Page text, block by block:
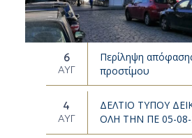
6
ΑΥΓ
Περίληψη
προστίμου
4
ΑΥΓ
ΔΕΛΤΙΟ ΤΥΠΟΥ
ΟΛΗ ΤΗΝ ΠΕ 05-08-